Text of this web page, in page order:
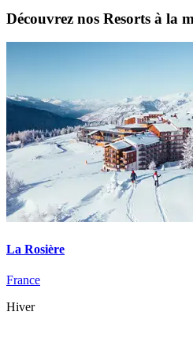
Découvrez nos Resorts à la
La Rosière
France
Hiver